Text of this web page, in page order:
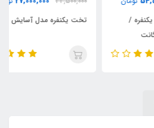
تخت یکنفره مدل آسایش